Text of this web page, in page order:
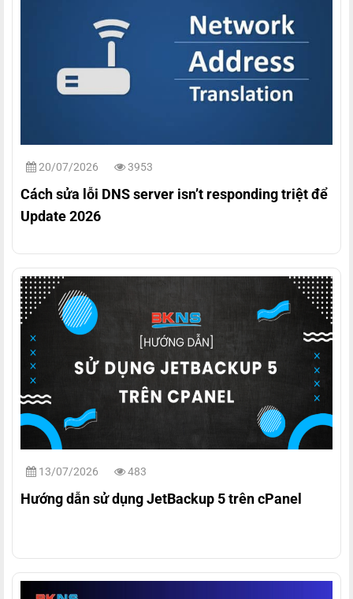
20/07/2026 3953
Cách sửa lỗi DNS server isn’t responding triệt để
Update 2026
13/07/2026 483
Hướng dẫn sử dụng JetBackup 5 trên cPanel